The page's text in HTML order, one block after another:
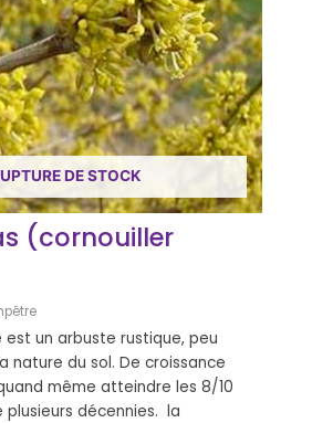
DE STOCK
(cornouiller
est un arbuste rustique, peu
nature du sol. De croissance
même atteindre les 8/10
décennies. la